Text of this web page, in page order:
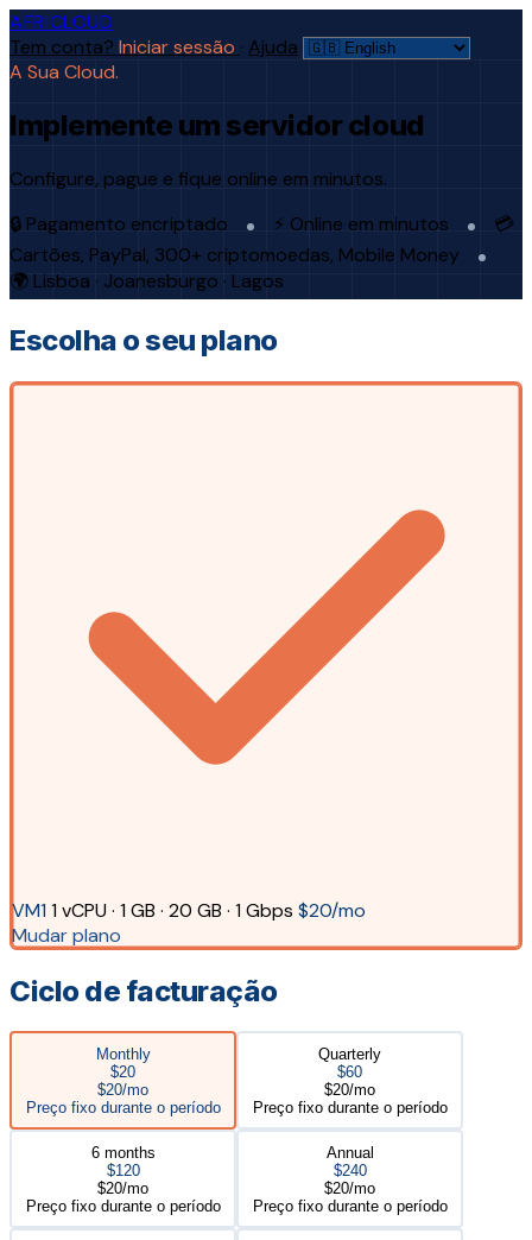
AFRICLOUD
Tem conta? Iniciar sessão · Ajuda
A Sua Cloud.
Implemente um servidor cloud
Configure, pague e fique online em minutos.
🔒 Pagamento encriptado
⚡ Online em minutos
💳
Cartões, PayPal, 300+ criptomoedas, Mobile Money
🌍 Lisboa · Joanesburgo · Lagos
Escolha o seu plano
VM1 1 vCPU · 1 GB · 20 GB · 1 Gbps $20/mo
Mudar plano
Ciclo de facturação
Monthly
$20
$20/mo
Preço fixo durante o período
Quarterly
$60
$20/mo
Preço fixo durante o período
6 months
$120
$20/mo
Preço fixo durante o período
Annual
$240
$20/mo
Preço fixo durante o período